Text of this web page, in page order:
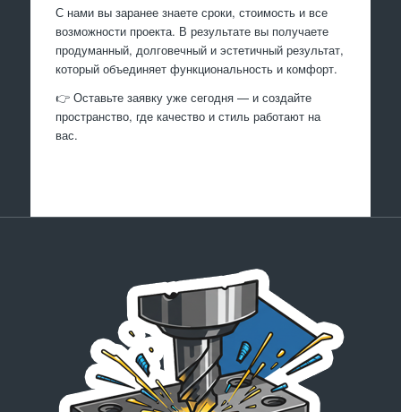
С нами вы заранее знаете сроки, стоимость и все
возможности проекта. В результате вы получаете
продуманный, долговечный и эстетичный результат,
который объединяет функциональность и комфорт.
👉 Оставьте заявку уже сегодня — и создайте
пространство, где качество и стиль работают на
вас.